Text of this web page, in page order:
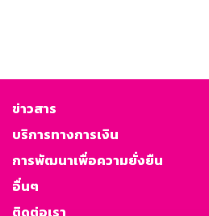
ข่าวสาร
บริการทางการเงิน
การพัฒนาเพื่อความยั่งยืน
อื่นๆ